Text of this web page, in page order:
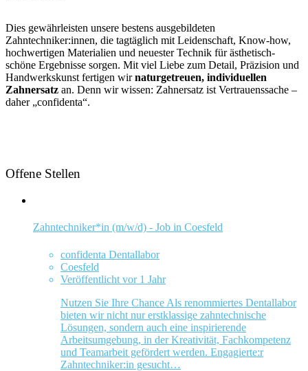
Dies gewährleisten unsere bestens ausgebildeten
Zahntechniker:innen, die tagtäglich mit Leidenschaft, Know-how,
hochwertigen Materialien und neuester Technik für ästhetisch-
schöne Ergebnisse sorgen. Mit viel Liebe zum Detail, Präzision und
Handwerkskunst fertigen wirnaturgetreuen, individuellen
Zahnersatz an. Denn wir wissen: Zahnersatz ist Vertrauenssache –
daher „confidenta“.
Offene Stellen
Zahntechniker*in (m/w/d) - Job in Coesfeld
confidenta Dentallabor
Coesfeld
Veröffentlicht vor 1 Jahr
Nutzen Sie Ihre Chance Als renommiertes Dentallabor
bieten wir nicht nur erstklassige zahntechnische
Lösungen, sondern auch eine inspirierende
Arbeitsumgebung, in der Kreativität, Fachkompetenz
und Teamarbeit gefördert werden. Engagierte:r
Zahntechniker:in gesucht…